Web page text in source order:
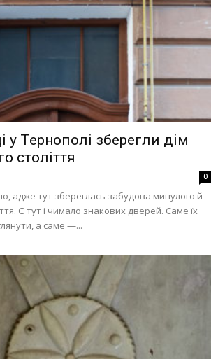
у Тернополі зберегли дім
століття
0
адже тут збереглась забудова минулого й
Є тут і чимало знакових дверей. Саме їх
а саме —...